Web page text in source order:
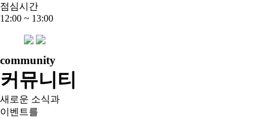
점심시간
12:00 ~ 13:00
community
커뮤니티
새로운 소식과
이벤트를